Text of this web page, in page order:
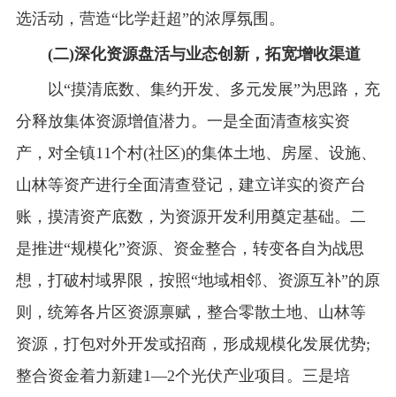
选活动，营造“比学赶超”的浓厚氛围。
(二)深化资源盘活与业态创新，拓宽增收渠道
以“摸清底数、集约开发、多元发展”为思路，充
分释放集体资源增值潜力。一是全面清查核实资
产，对全镇11个村(社区)的集体土地、房屋、设施、
山林等资产进行全面清查登记，建立详实的资产台
账，摸清资产底数，为资源开发利用奠定基础。二
是推进“规模化”资源、资金整合，转变各自为战思
想，打破村域界限，按照“地域相邻、资源互补”的原
则，统筹各片区资源禀赋，整合零散土地、山林等
资源，打包对外开发或招商，形成规模化发展优势;
整合资金着力新建1—2个光伏产业项目。三是培